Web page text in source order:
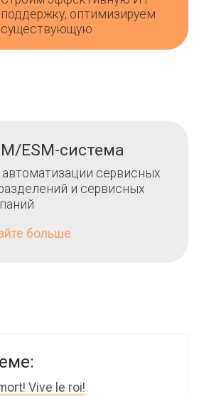
поддержку, оптимизируем
существующую
ESM-система
сервисных
и сервисных
больше
Vive le roi!